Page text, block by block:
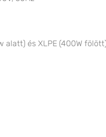
alatt) és XLPE (400W